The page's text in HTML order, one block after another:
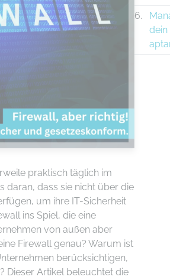
praktisch täglich im
daran, dass sie nicht über die
um ihre IT-Sicherheit
ins Spiel, die eine
von außen aber
Firewall genau? Warum ist
berücksichtigen,
Dieser Artikel beleuchtet die
dein